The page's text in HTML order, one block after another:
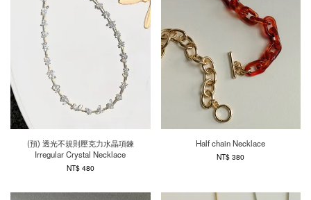
(預) 透光不規則壓克力水晶項鍊
Irregular Crystal Necklace
NT$ 480
Half chain Necklace
NT$ 380